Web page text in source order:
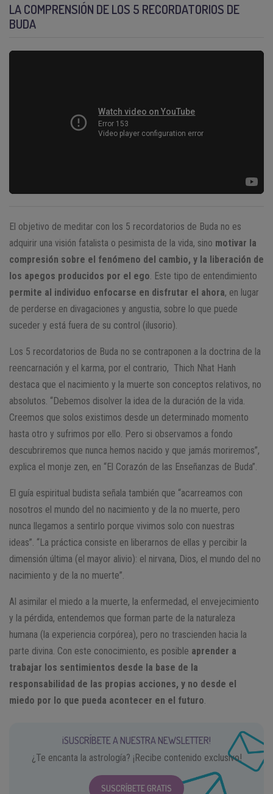
LA COMPRENSIÓN DE LOS 5 RECORDATORIOS DE
BUDA
El objetivo de meditar con los 5 recordatorios de Buda no es
adquirir una visión fatalista o pesimista de la vida, sino motivar la
compresión sobre el fenómeno del cambio, y la liberación de
los apegos producidos por el ego . Este tipo de entendimiento
permite al individuo enfocarse en disfrutar el ahora, en lugar
de perderse en divagaciones y angustia, sobre lo que puede
suceder y está fuera de su control (ilusorio).
Los 5 recordatorios de Buda no se contraponen a la doctrina de la
reencarnación y el karma, por el contrario, Thich Nhat Hanh
destaca que el nacimiento y la muerte son conceptos relativos, no
absolutos. “Debemos disolver la idea de la duración de la vida.
Creemos que solos existimos desde un determinado momento
hasta otro y sufrimos por ello. Pero si observamos a fondo
descubriremos que nunca hemos nacido y que jamás moriremos”,
explica el monje zen, en “El Corazón de las Enseñanzas de Buda”.
El guía espiritual budista señala también que “acarreamos con
nosotros el mundo del no nacimiento y de la no muerte, pero
nunca llegamos a sentirlo porque vivimos solo con nuestras
ideas”. “La práctica consiste en liberarnos de ellas y percibir la
dimensión última (el mayor alivio): el nirvana, Dios, el mundo del no
nacimiento y de la no muerte”.
Al asimilar el miedo a la muerte, la enfermedad, el envejecimiento
y la pérdida, entendemos que forman parte de la naturaleza
humana (la experiencia corpórea), pero no trascienden hacia la
parte divina. Con este conocimiento, es posible aprender a
trabajar los sentimientos desde la base de la
responsabilidad de las propias acciones, y no desde el
miedo por lo que pueda acontecer en el futuro
¡SUSCRÍBETE A NUESTRA NEWSLETTER!
¿Te encanta la astrología? ¡Recibe contenido exclusivo!
SUSCRÍBETE GRATIS